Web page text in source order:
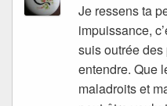
Je ressens ta
impuissance,
suis outrée
entendre. Que
maladroits et